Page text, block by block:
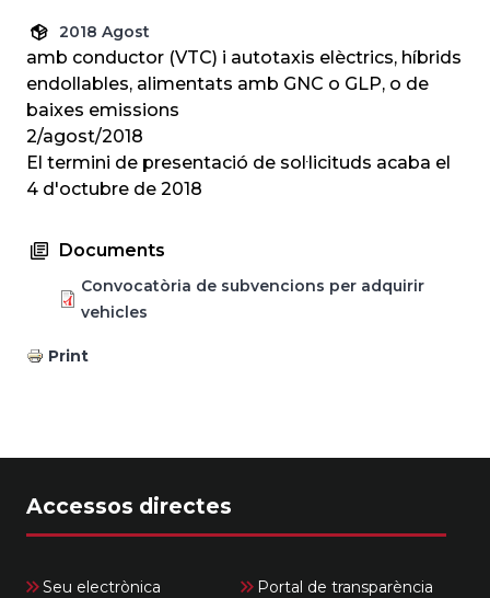
2018 Agost
amb conductor (VTC) i autotaxis elèctrics, híbrids
endollables, alimentats amb GNC o GLP, o de
baixes emissions
2/agost/2018
El termini de presentació de sol·licituds acaba el
4 d'octubre de 2018
Documents
Convocatòria de subvencions per adquirir
vehicles
Print
Accessos directes
Seu electrònica
Portal de transparència